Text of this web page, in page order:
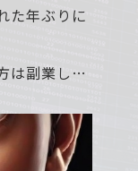
の副業も随
までの稼
もありま
た年ぶりに
は副業しま
ます。
すが、副業